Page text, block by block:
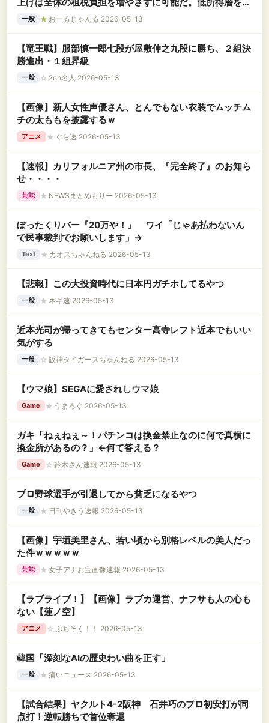
援しろ」
一般 ★ おーるじゃんる 2026-05-13
【竜王戦】服部慎一郎七段が屋敷伸之九段に勝ち、２組決
勝進出・１組昇級
一般 ☆ 2ch名人 2026-05-13
【画像】新人女性声優さん、とんでもない衣装でムッチム
チの太ももを披露するｗ
アニメ ★ ぐら速 2026-05-13
【速報】カリフォルニア州の市長、『完全終了』のお知ら
せ・・・・
芸能 ★ NEWSまとめもりー 2026-05-13
ぼったくりバー『20万や！』 ワイ「じゃあ払わないん
で民事裁判でお願いします」→
Text ★ カオスちゃんねる 2026-05-13
【悲報】この大投資時代に日本円ガチホしてるやつ
一般 ★ ネギ速 2026-05-13
近本光司が帰ってきてもセンター高寺レフト近本でもいい
気がする
一般 ☆ 阪神タイガースちゃんねる 2026-05-13
【ウマ娘】SEGAに愛されしウマ娘
Game ★ うまろぐ 2026-05-13
ガキ「ねぇねぇ～！パチンコは換金禁止なのに何で真横に
換金所があるの？」←何て答える？
Game ☆ 鈴木さん速報 2026-05-13
プロ野球選手が引退してから貧乏になるやつ
一般 ★ 日刊やきう速報 2026-05-13
【画像】宇垣美里さん、若い頃から別格レベルの美人だっ
た件ｗｗｗｗｗ
芸能 ★ 女子アナお宝画像速報 2026-05-13
【ラブライブ！】【画像】ラブカ運営、ナフサも人の心も
ない【蓮ノ空】
アニメ ☆ ぷちそく！！ 2026-05-13
韓国「深刻なAIの歴史わい曲を正す」
一般 ★ 痛いニュース 2026-05-13
【試合結果】ヤクルト4-2阪神 石井巧のプロ初安打が同
点打！逆転勝ちで首位奪還